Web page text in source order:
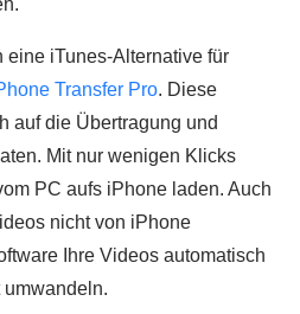
eine iTunes-Alternative für
Transfer Pro. Diese
auf die Übertragung und
Mit nur wenigen Klicks
PC aufs iPhone laden. Auch
nicht von iPhone
Ihre Videos automatisch